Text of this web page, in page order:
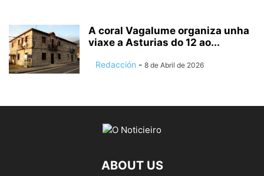
A coral Vagalume organiza unha
viaxe a Asturias do 12 ao...
Redacción - 8 de Abril de 2026
ABOUT US